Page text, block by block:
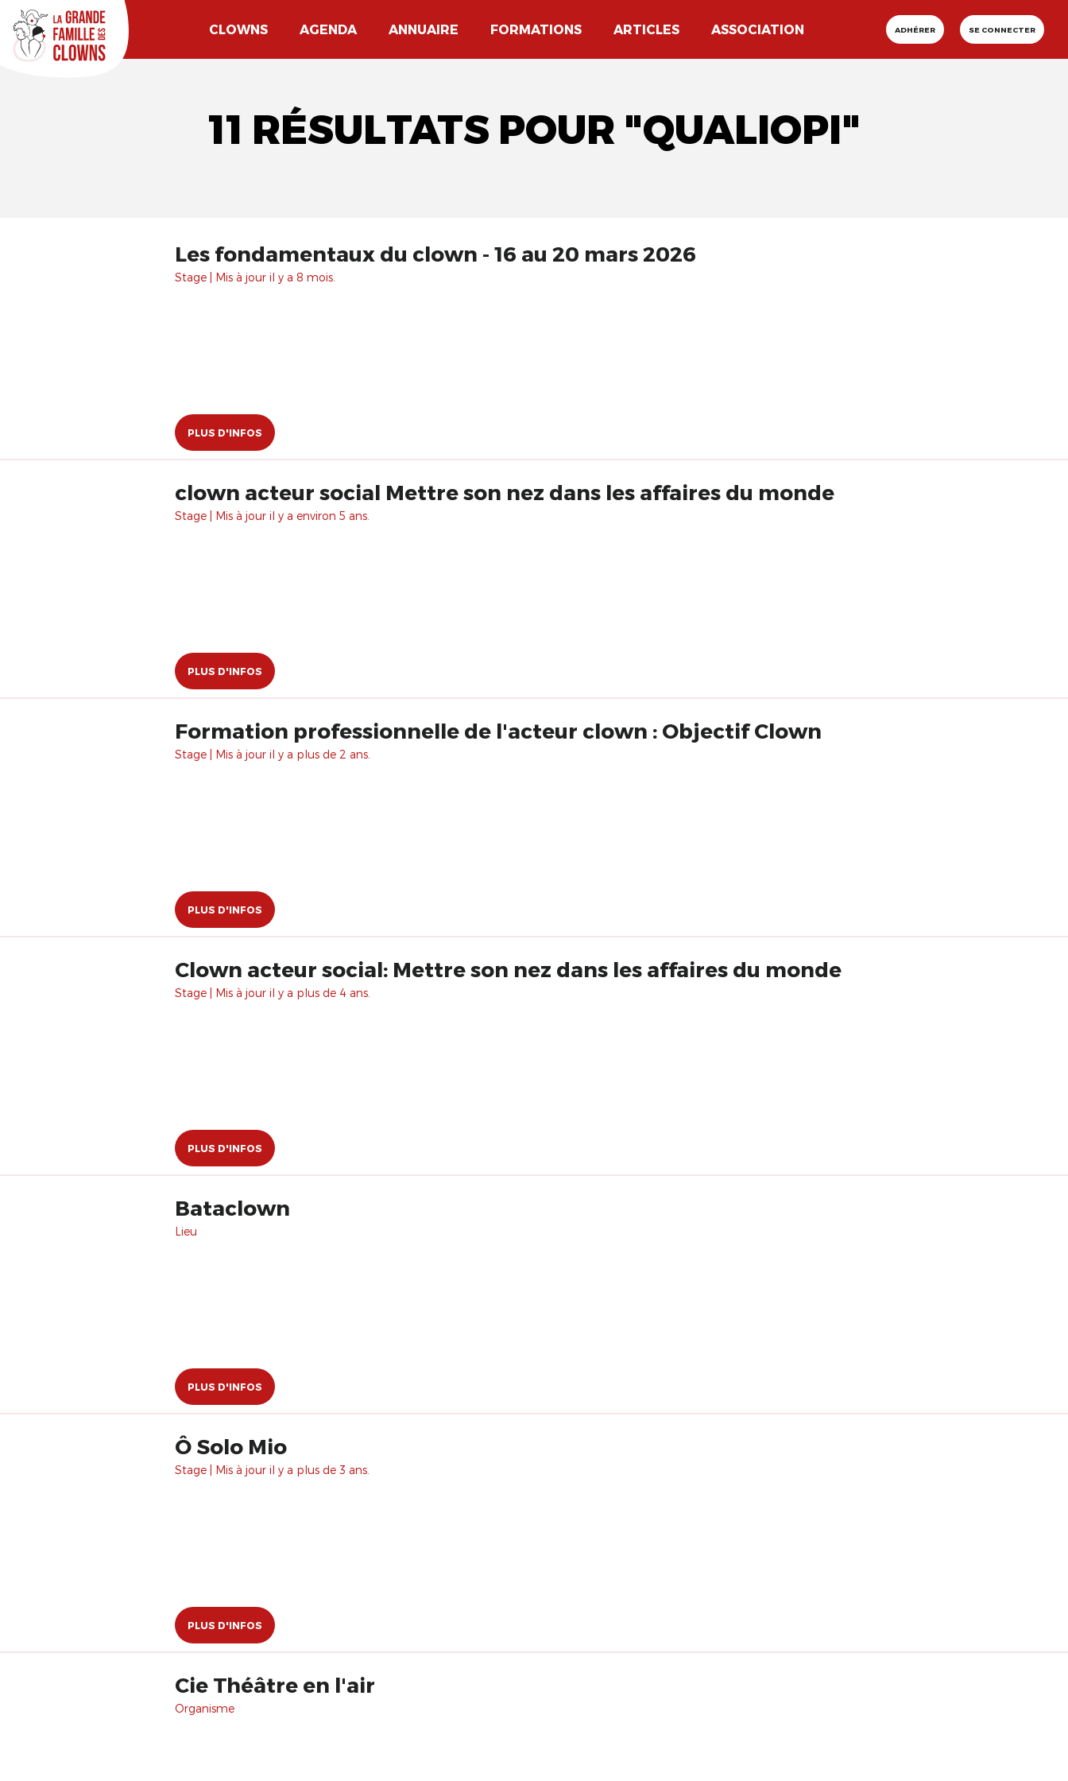
CLOWNS AGENDA ANNUAIRE FORMATIONS ARTICLES ASSOCIATION ADHÉRER SE CONNECTER
11 RÉSULTATS POUR "QUALIOPI"
Les fondamentaux du clown - 16 au 20 mars 2026
Stage | Mis à jour il y a 8 mois.
PLUS D'INFOS
clown acteur social Mettre son nez dans les affaires du monde
Stage | Mis à jour il y a environ 5 ans.
PLUS D'INFOS
Formation professionnelle de l'acteur clown : Objectif Clown
Stage | Mis à jour il y a plus de 2 ans.
PLUS D'INFOS
Clown acteur social: Mettre son nez dans les affaires du monde
Stage | Mis à jour il y a plus de 4 ans.
PLUS D'INFOS
Bataclown
Lieu
PLUS D'INFOS
Ô Solo Mio
Stage | Mis à jour il y a plus de 3 ans.
PLUS D'INFOS
Cie Théâtre en l'air
Organisme